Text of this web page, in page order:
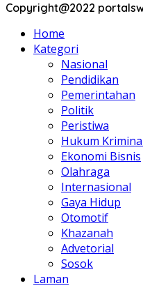
Copyright@2022
Home
Kategori
Nasional
Pendidikan
Pemerintahan
Politik
Peristiwa
Hukum
Ekonomi Bisnis
Olahraga
Internasional
Gaya Hidup
Otomotif
Khazanah
Advetorial
Sosok
Laman